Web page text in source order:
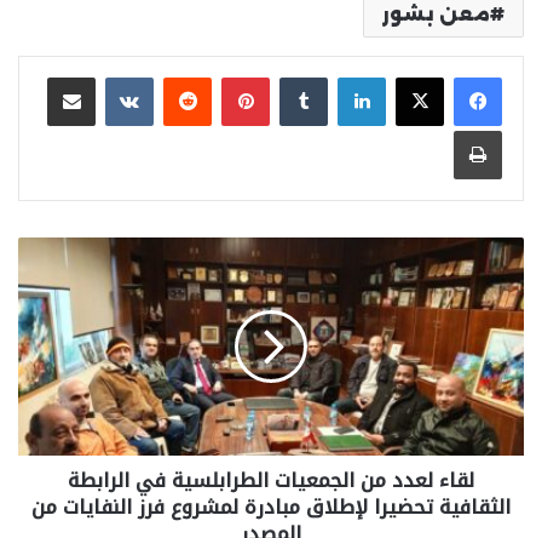
معن بشور
لينكدإن بينتيريست مشاركة عبر البريد
طباعة
لقاء لعدد من الجمعيات الطرابلسية في الرابطة
الثقافية تحضيرا لإطلاق مبادرة لمشروع فرز النفايات من